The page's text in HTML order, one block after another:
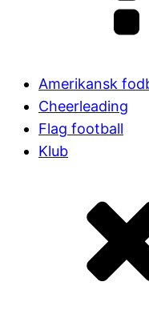
Amerikansk
Cheerleading
Flag football
Klub